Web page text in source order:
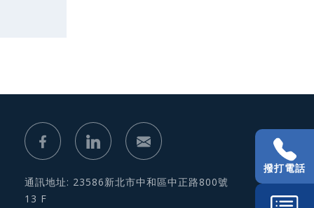
通訊地址: 23586新北市中和區中正路800號
13 F
撥打電話